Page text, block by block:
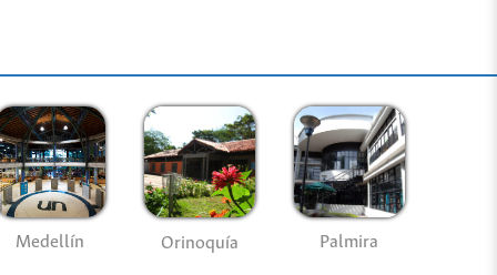
Medellín Orinoquía Palmira